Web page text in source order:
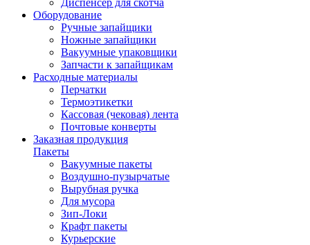
Оборудование
Ручные запайщики
Ножные запайщики
Вакуумные упаковщики
Запчасти к запайщикам
Расходные материалы
Перчатки
Термоэтикетки
Кассовая (чековая) лента
Почтовые конверты
Заказная продукция
Пакеты
Вакуумные пакеты
Воздушно-пузырчатые
Вырубная ручка
Для мусора
Зип-Локи
Крафт пакеты
Курьерские